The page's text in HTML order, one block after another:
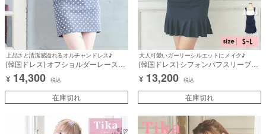
上品さと清潔感溢れるオルチャンドレス♪
[韓国ドレス] オフショルダーレース×
ドット柄ショルダーフリルサロペット
デザインタイトミニドレス (Sサイズ
～Lサイズ) (戦慄かなの/キャバドレス
¥ 14,300 税込
在庫切れ
大人可愛いガーリーシルエットにメイク♪
[韓国ドレス] シフォンパフスリーブハ
イウエスト切替裾フリル半袖タイトミ
ニドレス (Sサイズ～Lサイズ) (久保七
瀬/キャバドレス着用)
¥ 13,200 税込
在庫切れ